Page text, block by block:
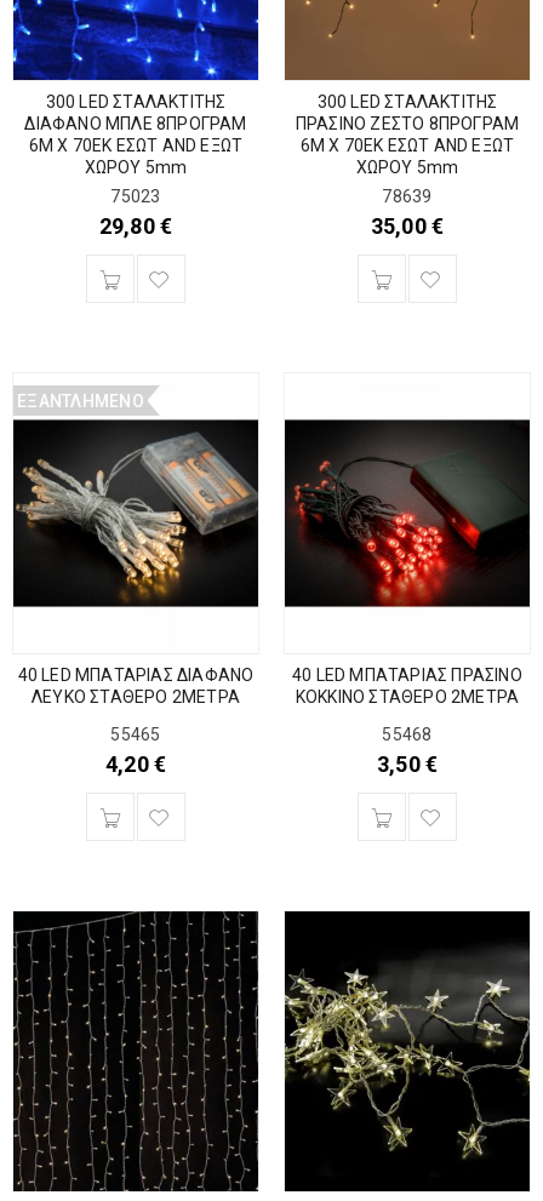
300 LED ΣΤΑΛΑΚΤΙΤΗΣ
ΔΙΑΦΑΝΟ ΜΠΛΕ 8ΠΡΟΓΡΑΜ
6Μ Χ 70ΕΚ ΕΣΩΤ AND ΕΞΩΤ
ΧΩΡΟΥ 5mm
75023
29,80€
300 LED ΣΤΑΛΑΚΤΙΤΗΣ
ΠΡΑΣΙΝΟ ΖΕΣΤΟ 8ΠΡΟΓΡΑΜ
6Μ Χ 70ΕΚ ΕΣΩΤ AND ΕΞΩΤ
ΧΩΡΟΥ 5mm
78639
35,00€
ΕΞΑΝΤΛΗΜΈΝΟ
40 LED ΜΠΑΤΑΡΙΑΣ ΔΙΑΦΑΝΟ
ΛΕΥΚΟ ΣΤΑΘΕΡΟ 2ΜΕΤΡΑ
55465
4,20€
40 LED ΜΠΑΤΑΡΙΑΣ ΠΡΑΣΙΝΟ
ΚΟΚΚΙΝΟ ΣΤΑΘΕΡΟ 2ΜΕΤΡΑ
55468
3,50€